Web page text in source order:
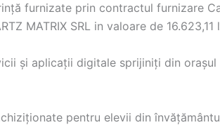
furnizate prin contractul furnizare
MATRIX SRL in valoare de 16.623,11
și aplicații digitale sprijiniți din orașul
pentru elevii din